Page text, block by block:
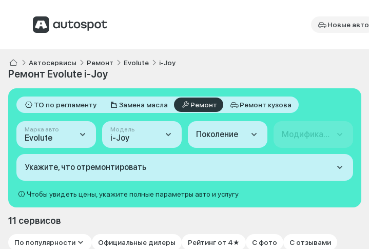
Новые авто
Автосервисы Ремонт Evolute i-Joy
Ремонт Evolute i-Joy
ТО по регламенту Замена масла Ремонт Ремонт кузова
Марка авто
Evolute
Модель
i-Joy Поколение Модификация
Укажите, что отремонтировать
Чтобы увидеть цены, укажите полные параметры авто и услугу
11 сервисов
По популярности Официальные дилеры Рейтинг от 4★ С фото С отзывами